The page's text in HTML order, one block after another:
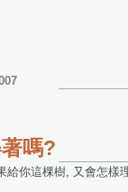
嗎?
給你這棵樹, 又會怎樣